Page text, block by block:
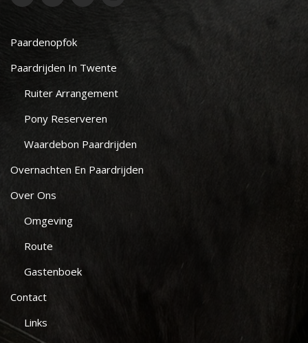
Paardenopfok
Paardrijden In Twente
Ruiter Arrangement
Pony Reserveren
Waardebon Paardrijden
Overnachten En Paardrijden
Over Ons
Omgeving
Route
Gastenboek
Contact
Links